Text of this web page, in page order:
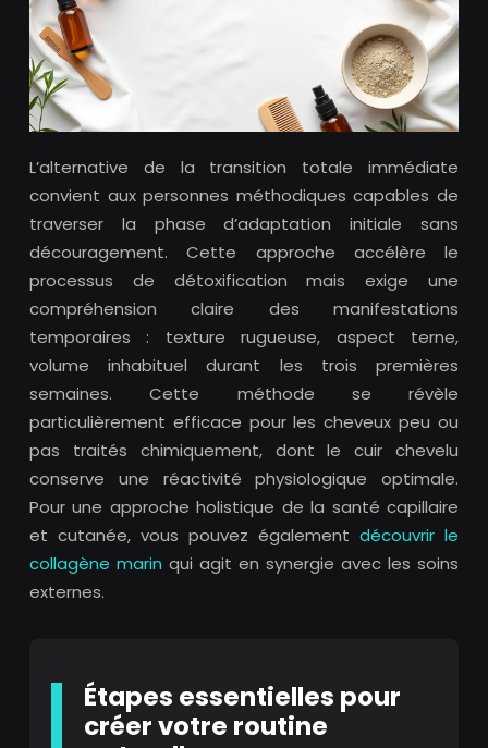
L’alternative de la transition totale immédiate
convient aux personnes méthodiques capables de
traverser la phase d’adaptation initiale sans
découragement. Cette approche accélère le
processus de détoxification mais exige une
compréhension claire des manifestations
temporaires : texture rugueuse, aspect terne,
volume inhabituel durant les trois premières
semaines. Cette méthode se révèle
particulièrement efficace pour les cheveux peu ou
pas traités chimiquement, dont le cuir chevelu
conserve une réactivité physiologique optimale.
Pour une approche holistique de la santé capillaire
et cutanée, vous pouvez également découvrir le
collagène marin qui agit en synergie avec les soins
externes.
Étapes essentielles pour
créer votre routine